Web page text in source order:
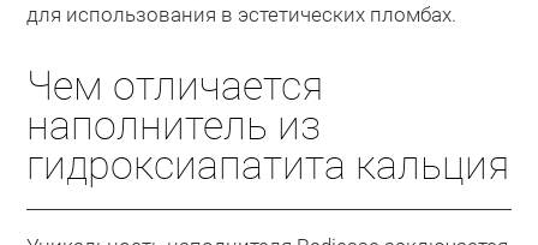
для использования в эстетических пломбах.
Чем отличается
наполнитель из
гидроксиапатита кальция